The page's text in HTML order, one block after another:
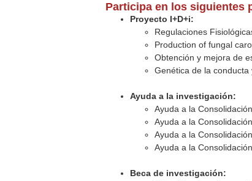
Participa en los siguientes
Proyecto I+D+i:
Regulaciones
Production of fungal
Obtención y mejora de
Genética de la
Ayuda a la investigación:
Ayuda a la
Ayuda a la
Ayuda a la
Ayuda a la
Beca de investigación: